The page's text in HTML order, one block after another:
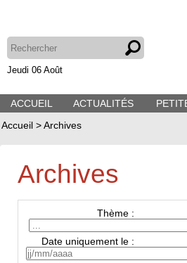
Jeudi 06 Août
ACCUEIL ACTUALITÉS
Accueil >Archives
Archives
Thème :
Date uniquement le :